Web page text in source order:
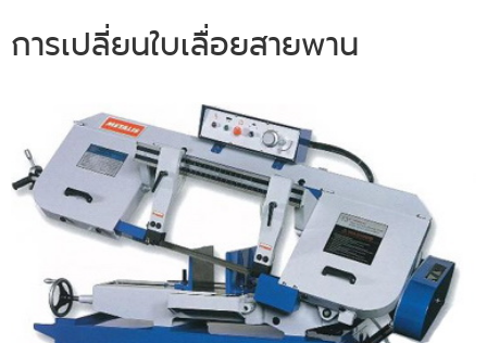
การเปลี่ยนใบเลื่อยสายพาน